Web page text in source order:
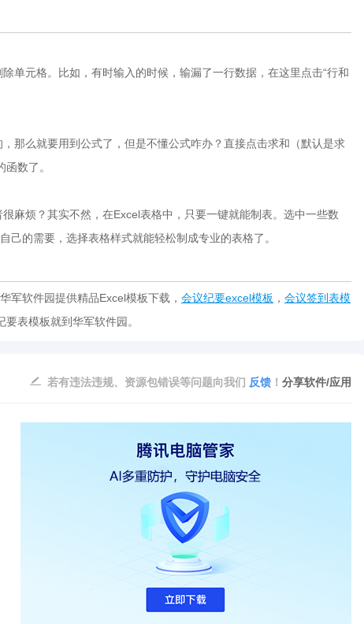
单元格。比如，有时输入的时候，输漏了一行数据，在这里点击“行和
那么就要用到公式了，但是不懂公式咋办？直接点击求和（默认是求
数了。
麻烦？其实不然，在Excel表格中，只要一键就能制表。选中一些数
己的需要，选择表格样式就能轻松制成专业的表格了。
军软件园提供精品Excel模板下载， 会议纪要excel模板 ， 会议签到表模
表模板就到华军软件园。
分享软件/应用
若有违法违规、资源包错误等问题向我们 反馈 ！